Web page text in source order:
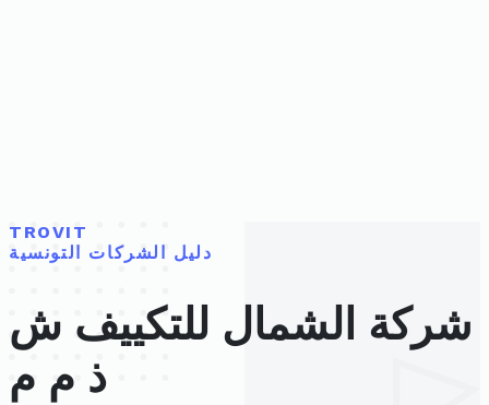
TROVIT
دليل الشركات التونسية
شركة الشمال للتكييف ش
ذ م م